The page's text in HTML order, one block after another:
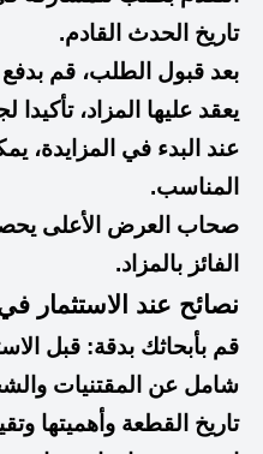
تاريخ الحدث القادم.
يعقد عليها المزاد، تأكيدا
عند البدء في المزايدة،
المناسب.
صحاب العرض الأعلى
الفائز بالمزاد.
نصائح عند الاستثمار
قم بأبحاثك بدقة: قبل
شامل عن المقتنيات
تاريخ القطعة وأهميتها